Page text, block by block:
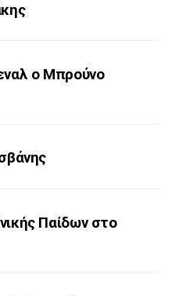
ο Μπρούνο
Παίδων στο